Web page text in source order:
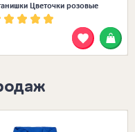
Цветочки розовые
в наличии: